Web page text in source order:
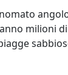
milioni